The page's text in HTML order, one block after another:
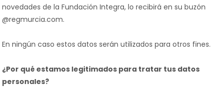
novedades de la Fundación Integra, lo recibirá en su buzón
@regmurcia.com.
En ningún caso estos datos serán utilizados para otros fines.
¿Por qué estamos legitimados para tratar tus datos
personales?